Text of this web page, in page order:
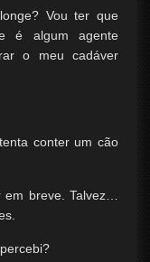
Vou ter que
é algum agente
o meu cadáver
conter um cão
breve. Talvez…